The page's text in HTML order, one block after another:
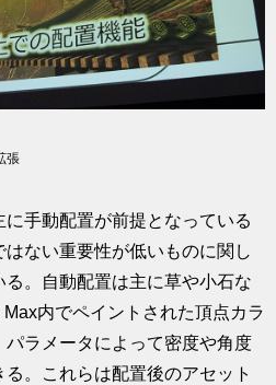
張
手動配置が前提となっている
ない重要性が低いものに関し
。自動配置は主に草や小石な
内でペイントされた頂点カラ
ラメータによって密度や角度
。これらは配置後のアセット